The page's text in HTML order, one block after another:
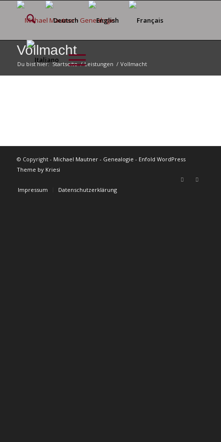
Vollmacht
Du bist hier: Startseite / Leistungen / Vollmacht
© Copyright - Michael Mautner - Genealogie - Enfold WordPress
Theme by Kriesi
Impressum Datenschutzerklärung